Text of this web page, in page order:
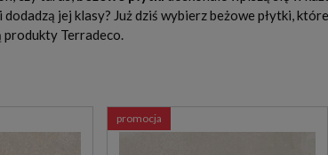
jej klasy? Już dziś wybierz beżowe płytki,
produkty Terradeco.
promocja